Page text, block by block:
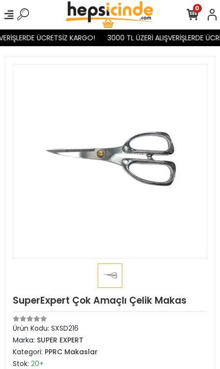
ÜCRETSİZ KARGO! 3000 TL ÜZERİ ALIŞVERİŞLERDE
0
SuperExpert Çok Amaçlı Çelik Makas
Ürün Kodu: SXSD216
Marka: SUPER EXPERT
Kategori: PPRC Makaslar
Stok: 20+